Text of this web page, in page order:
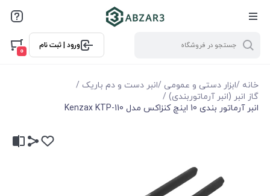
ورود | ثبت نام
0
خانه /ابزار دستی و عمومی /انبر دست و دم باریک /
گاز انبر (انبر آرماتوربندی) /
انبر آرماتور بندی 10 اينچ کنزاکس مدل Kenzax KTP-110